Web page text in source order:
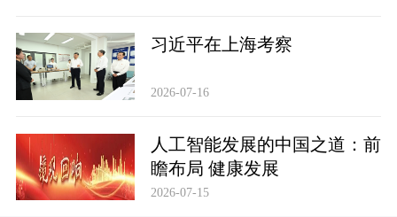
习近平在上海考察
2026-07-16
人工智能发展的中国之道：前
瞻布局 健康发展
2026-07-15